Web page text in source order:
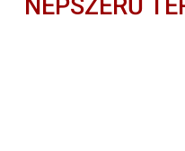
NÉPSZERŰ